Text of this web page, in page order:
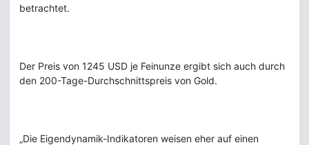
betrachtet.
Der Preis von 1245 USD je Feinunze ergibt sich auch durch
den 200-Tage-Durchschnittspreis von Gold.
„Die Eigendynamik-Indikatoren weisen eher auf einen